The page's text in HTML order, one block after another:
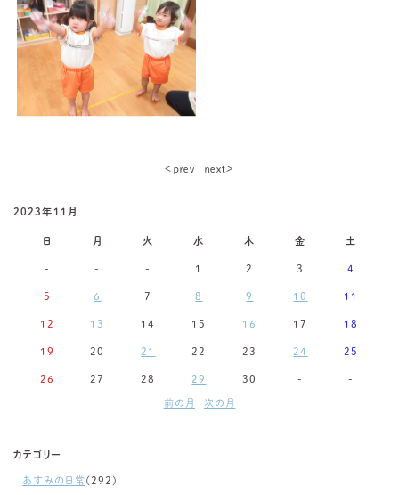
＜ｐｒｅｖ ｎｅｘｔ＞
2023年11月
日 月 火 水 木 金 土
- - - 1 2 3 4
5 6 7 8 9 10 11
12 13 14 15 16 17 18
19 20 21 22 23 24 25
26 27 28 29 30 - -
前の月 次の月
カテゴリー
あすみの日常(292)